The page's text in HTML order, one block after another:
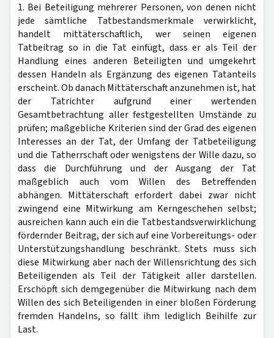
1. Bei Beteiligung mehrerer Personen, von denen nicht
jede sämtliche Tatbestandsmerkmale verwirklicht,
handelt mittäterschaftlich, wer seinen eigenen
Tatbeitrag so in die Tat einfügt, dass er als Teil der
Handlung eines anderen Beteiligten und umgekehrt
dessen Handeln als Ergänzung des eigenen Tatanteils
erscheint. Ob danach Mittäterschaft anzunehmen ist, hat
der Tatrichter aufgrund einer wertenden
Gesamtbetrachtung aller festgestellten Umstände zu
prüfen; maßgebliche Kriterien sind der Grad des eigenen
Interesses an der Tat, der Umfang der Tatbeteiligung
und die Tatherrschaft oder wenigstens der Wille dazu, so
dass die Durchführung und der Ausgang der Tat
maßgeblich auch vom Willen des Betreffenden
abhängen. Mittäterschaft erfordert dabei zwar nicht
zwingend eine Mitwirkung am Kerngeschehen selbst;
ausreichen kann auch ein die Tatbestandsverwirklichung
fördernder Beitrag, der sich auf eine Vorbereitungs- oder
Unterstützungshandlung beschränkt. Stets muss sich
diese Mitwirkung aber nach der Willensrichtung des sich
Beteiligenden als Teil der Tätigkeit aller darstellen.
Erschöpft sich demgegenüber die Mitwirkung nach dem
Willen des sich Beteiligenden in einer bloßen Förderung
fremden Handelns, so fällt ihm lediglich Beihilfe zur
Last.